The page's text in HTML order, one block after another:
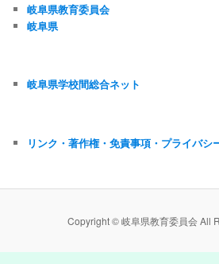
岐阜県教育委員会
岐阜県
岐阜県学校間総合ネット
リンク・著作権・免責事項・プライバシ
Copyright © 岐阜県教育委員会 All